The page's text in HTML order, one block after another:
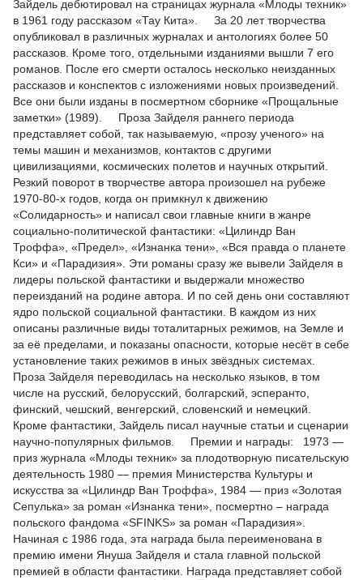
Зайдель дебютировал на страницах журнала «Млоды техник»
в 1961 году рассказом «Тау Кита». За 20 лет творчества
опубликовал в различных журналах и антологиях более 50
рассказов. Кроме того, отдельными изданиями вышли 7 его
романов. После его смерти осталось несколько неизданных
рассказов и конспектов с изложениями новых произведений.
Все они были изданы в посмертном сборнике «Прощальные
заметки» (1989). Проза Зайделя раннего периода
представляет собой, так называемую, «прозу ученого» на
темы машин и механизмов, контактов с другими
цивилизациями, космических полетов и научных открытий.
Резкий поворот в творчестве автора произошел на рубеже
1970-80-х годов, когда он примкнул к движению
«Солидарность» и написал свои главные книги в жанре
социально-политической фантастики: «Цилиндр Ван
Троффа», «Предел», «Изнанка тени», «Вся правда о планете
Кси» и «Парадизия». Эти романы сразу же вывели Зайделя в
лидеры польской фантастики и выдержали множество
переизданий на родине автора. И по сей день они составляют
ядро польской социальной фантастики. В каждом из них
описаны различные виды тоталитарных режимов, на Земле и
за её пределами, и показаны опасности, которые несёт в себе
установление таких режимов в иных звёздных системах.
Проза Зайделя переводилась на несколько языков, в том
числе на русский, белорусский, болгарский, эсперанто,
финский, чешский, венгерский, словенский и немецкий.
Кроме фантастики, Зайдель писал научные статьи и сценарии
научно-популярных фильмов. Премии и награды: 1973 —
приз журнала «Млоды техник» за плодотворную писательскую
деятельность 1980 — премия Министерства Культуры и
искусства за «Цилиндр Ван Троффа», 1984 — приз «Золотая
Сепулька» за роман «Изнанка тени», посмертно – награда
польского фандома «SFINKS» за роман «Парадизия».
Начиная с 1986 года, эта награда была переименована в
премию имени Януша Зайделя и стала главной польской
премией в области фантастики. Награда представляет собой